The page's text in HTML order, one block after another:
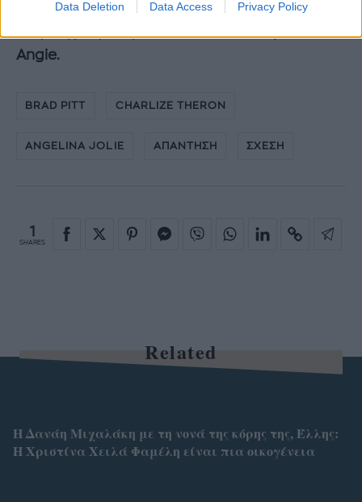
Data Deletion Data Access Privacy Policy
Αλλά εντάξει… Δεν είναι και λίγο πρώην σου να
Angie.
BRAD PITT CHARLIZE THERON
ANGELINA JOLIE ΑΠΑΝΤΗΣΗ ΣΧΕΣΗ
1
SHARES
Related
Η Δανάη Μιχαλάκη με τη νονά της κόρης της, Έλλης:
Η Χριστίνα Χειλά Φαμέλη είναι πια οικογένεια